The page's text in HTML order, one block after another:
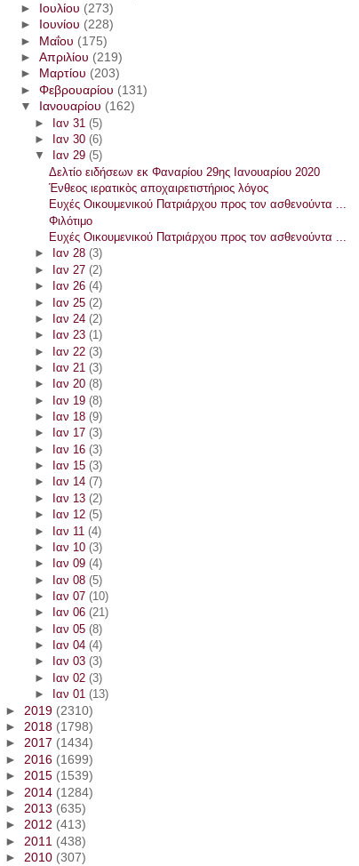
►
Ιουλίου (273)
►
Ιουνίου (228)
► Μαΐου (175)
► Απριλίου (219)
►
Μαρτίου (203)
► Φεβρουαρίου (131)
▼
Ιανουαρίου (162)
► Ιαν 31 (5)
►
Ιαν 30 (6)
▼
Ιαν 29 (5)
Δελτίο ειδήσεων εκ Φαναρίου 29ης Ιανουαρίου 2020
Ένθεος ιερατικὸς αποχαιρετιστήριος λόγος
Ευχές Οικουμενικού Πατριάρχου προς τον ασθενούντα ...
Φιλότιμο
Ευχές Οικουμενικού Πατριάρχου προς τον ασθενούντα ...
►
Ιαν 28 (3)
►
Ιαν 27 (2)
►
Ιαν 26 (4)
► Ιαν 25 (2)
►
Ιαν 24 (2)
►
Ιαν 23 (1)
► Ιαν 22 (3)
►
Ιαν 21 (3)
►
Ιαν 20 (8)
► Ιαν 19 (8)
►
Ιαν 18 (9)
►
Ιαν 17 (3)
►
Ιαν 16 (3)
►
Ιαν 15 (3)
►
Ιαν 14 (7)
►
Ιαν 13 (2)
►
Ιαν 12 (5)
► Ιαν 11 (4)
►
Ιαν 10 (3)
►
Ιαν 09 (4)
► Ιαν 08 (5)
►
Ιαν 07 (10)
►
Ιαν 06 (21)
► Ιαν 05 (8)
►
Ιαν 04 (4)
►
Ιαν 03 (3)
►
Ιαν 02 (3)
►
Ιαν 01 (13)
► 2019 (2310)
► 2018 (1798)
►2017 (1434)
► 2016 (1699)
►2015 (1539)
► 2014 (1284)
► 2013 (635)
►2012 (413)
► 2011 (438)
►2010 (307)